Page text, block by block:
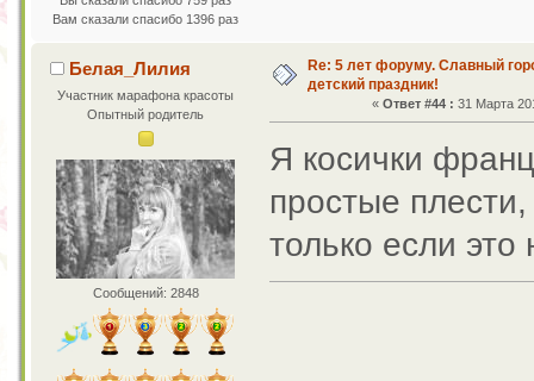
Вам сказали спасибо 1396 раз
Белая_Лилия
Участник марафона красоты
Опытный родитель
Сообщений: 2848
Re: 5 лет форуму. Славный
детский праздник!
« Ответ #44 : 31 Марта
Я косички
простые
только если